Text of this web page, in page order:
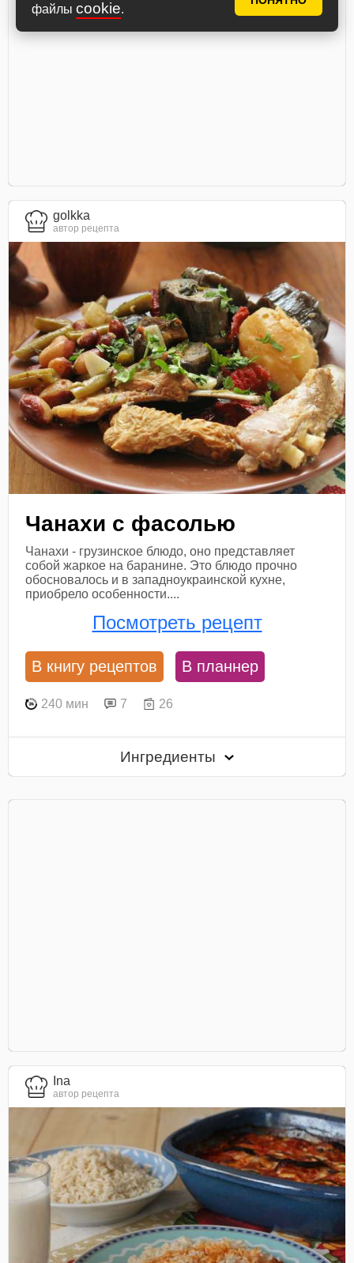
файлы cookie.
golkka
автор рецепта
Чанахи с фасолью
Чанахи - грузинское блюдо, оно представляет
собой жаркое на баранине. Это блюдо прочно
обосновалось и в западноукраинской кухне,
приобрело особенности....
Посмотреть рецепт
В книгу рецептов В планнер
240 мин 7 26
Ингредиенты
Ina
автор рецепта